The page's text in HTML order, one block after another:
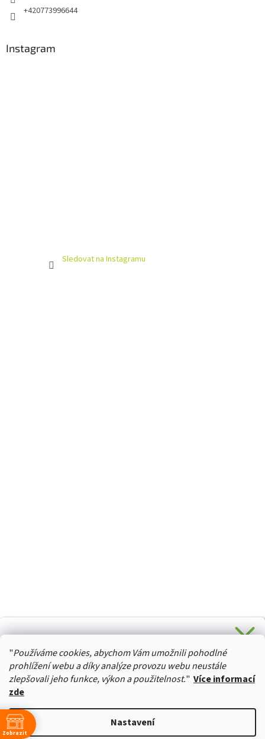
"Používáme cookies, abychom Vám umožnili pohodlné
prohlížení webu a díky analýze provozu webu neustále
zlepšovali jeho funkce, výkon a použitelnost." Více informací
zde
Nastavení
+420773996644
Instagram
Sledovat na Instagramu
HURTTA-COLLECTION.CZ
Zobrazit
Stačí se přihlásit k odběru novinek z našeho obchodu a je
Vaše :)
Ano, chci se přihlásit
Zásady zpracování osobních údajů